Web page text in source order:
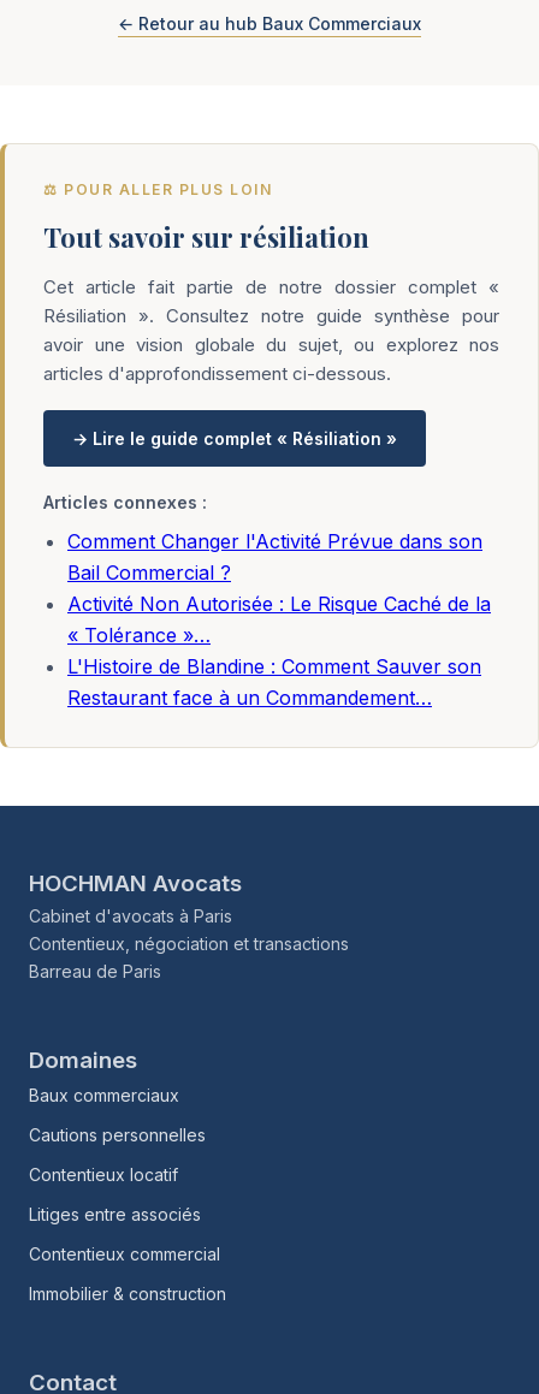
← Retour au hub Baux Commerciaux
⚖️ POUR ALLER PLUS LOIN
Tout savoir sur résiliation
Cet article fait partie de notre dossier complet «
Résiliation ». Consultez notre guide synthèse pour
avoir une vision globale du sujet, ou explorez nos
articles d'approfondissement ci-dessous.
→ Lire le guide complet « Résiliation »
Articles connexes :
Comment Changer l'Activité Prévue dans son
Bail Commercial ?
Activité Non Autorisée : Le Risque Caché de la
« Tolérance »…
L'Histoire de Blandine : Comment Sauver son
Restaurant face à un Commandement…
HOCHMAN Avocats
Cabinet d'avocats à Paris
Contentieux, négociation et transactions
Barreau de Paris
Domaines
Baux commerciaux
Cautions personnelles
Contentieux locatif
Litiges entre associés
Contentieux commercial
Immobilier & construction
Contact